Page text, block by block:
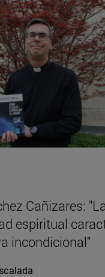
Cañizares:
espiritual
incondicional"